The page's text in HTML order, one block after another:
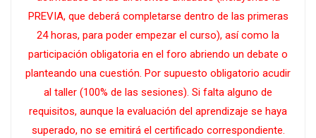
PREVIA, que deberá completarse dentro de las primeras
24 horas, para poder empezar el curso), así como la
participación obligatoria en el foro abriendo un debate o
planteando una cuestión. Por supuesto obligatorio acudir
al taller (100% de las sesiones). Si falta alguno de
requisitos, aunque la evaluación del aprendizaje se haya
superado, no se emitirá el certificado correspondiente.